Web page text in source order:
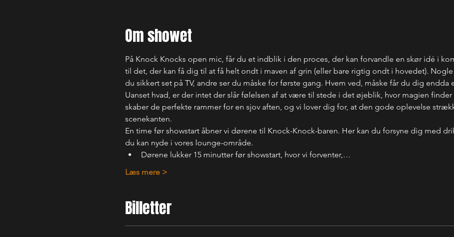
Om showet
På Knock Knocks open mic, får du et indblik i den proces, der kan forvandle en skør idé i
til det, der kan få dig til at få helt ondt i maven af grin (eller bare rigtig ondt i hovedet).
du sikkert set på TV, andre ser du måske for første gang. Hvem ved, måske får du dig endda
Uanset hvad, er der intet der slår følelsen af at være til stede i det øjeblik, hvor magien
skaber de perfekte rammer for en sjov aften, og vi lover dig for, at den gode oplevelse
scenekanten.
En time før showstart åbner vi dørene til Knock-Knock-baren. Her kan du forsyne dig med
du kan nyde i vores lounge-område.
Dørene lukker 15 minutter før showstart, hvor vi forventer,…
Læs mere >
Billetter